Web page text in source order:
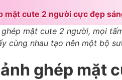
mặt cute 2 người cực đẹp
mặt cute 2 người, mọi
cùng nhau tạo nên một bộ
ghép mặt